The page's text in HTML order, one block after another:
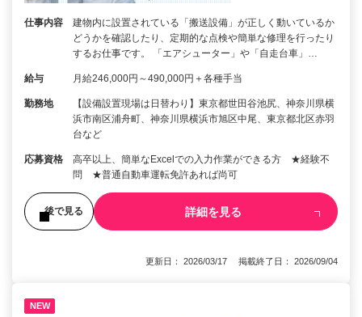
仕事内容
建物内に設置されている「搬送設備」が正しく動いているか
どうかを確認したり、定期的な点検や簡単な修理を行ったり
するお仕事です。 「エアシューター」や「自走台車」…
給与 月給246,000円～490,000円＋各種手当
勤務地
【設備設置現場は日替わり】東京都世田谷池尻、神奈川県横
浜市南区浦舟町、神奈川県横浜市旭区中尾、東京都北区赤羽
台など
応募資格
高卒以上、簡単なExcelでの入力作業ができる方 ★経験不
問 ★普通自動車運転免許あれば尚可
後で見る 詳細を見る
更新日： 2026/03/17 掲載終了日： 2026/09/04
NEW